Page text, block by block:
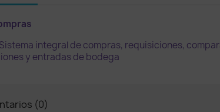
integral de compras, requisiciones,
y entradas de bodega
(0)